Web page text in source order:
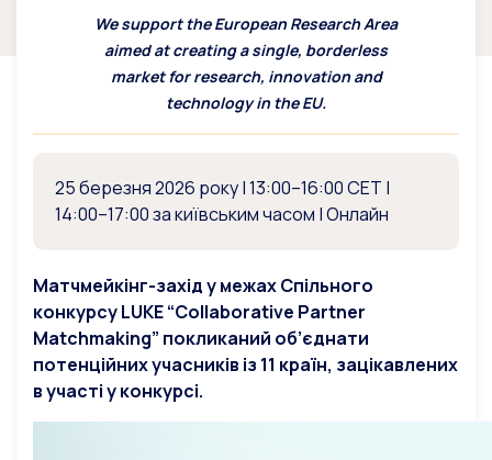
We support the European Research Area
aimed at creating a single, borderless
market for research, innovation and
technology in the EU.
25 березня 2026 року | 13:00–16:00 CET |
14:00–17:00 за київським часом | Онлайн
Матчмейкінг-захід у межах Спільного
конкурсу LUKE “Collaborative Partner
Matchmaking” покликаний об’єднати
потенційних учасників із 11 країн, зацікавлених
в участі у конкурсі.